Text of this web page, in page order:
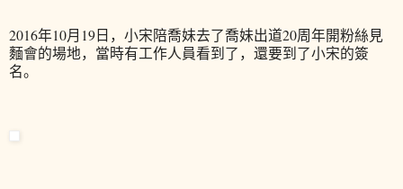
2016年10月19日，小宋陪喬妹去了喬妹出道20周年開粉絲見
麵會的場地，當時有工作人員看到了，還要到了小宋的簽
名。